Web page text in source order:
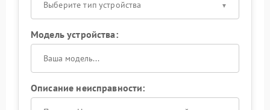
Выберите тип устройства
Модель устройства:
Описание неисправности: